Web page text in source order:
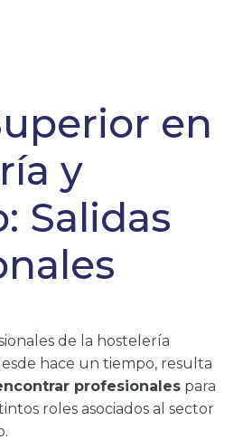
en
y
Salidas
de la hostelería
hace un tiempo, resulta
profesionales para
roles asociados al sector